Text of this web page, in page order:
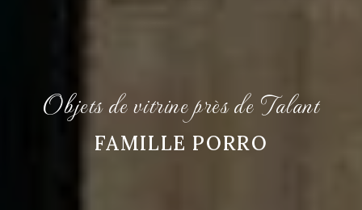
Objets de vitrine près de Talant
FAMILLE PORRO